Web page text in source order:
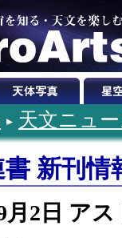
天文ニュー
新刊情
9月2日 ア